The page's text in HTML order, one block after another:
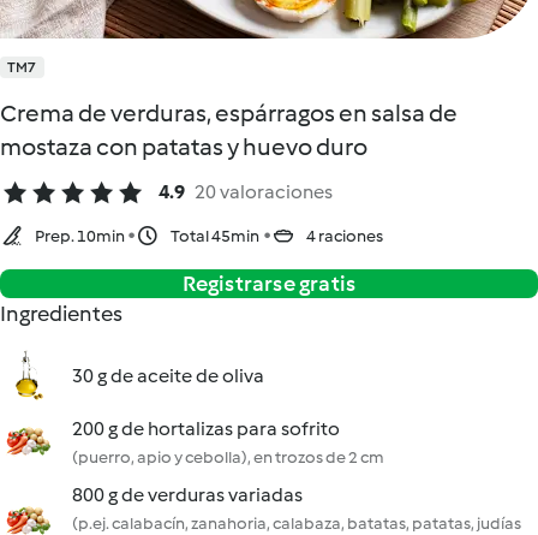
TM7
Crema de verduras, espárragos en salsa de
mostaza con patatas y huevo duro
4.9 20 valoraciones
Prep. 10min Total 45min 4 raciones
Registrarse gratis
Ingredientes
30 g de aceite de oliva
200 g de hortalizas para sofrito
(puerro, apio y cebolla), en trozos de 2 cm
800 g de verduras variadas
(p.ej. calabacín, zanahoria, calabaza, batatas, patatas, judías